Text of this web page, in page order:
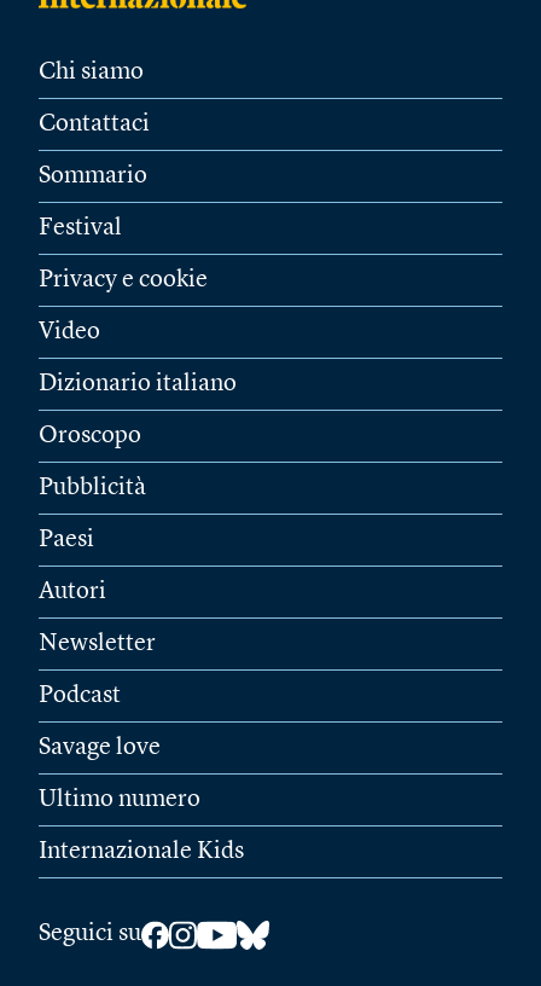
Chi siamo
Contattaci
Sommario
Festival
Privacy e cookie
Video
Dizionario italiano
Oroscopo
Pubblicità
Paesi
Autori
Newsletter
Podcast
Savage love
Ultimo numero
Internazionale Kids
Seguici su